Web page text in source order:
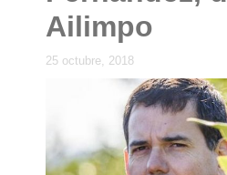
Ailimpo
25 octubre, 2018